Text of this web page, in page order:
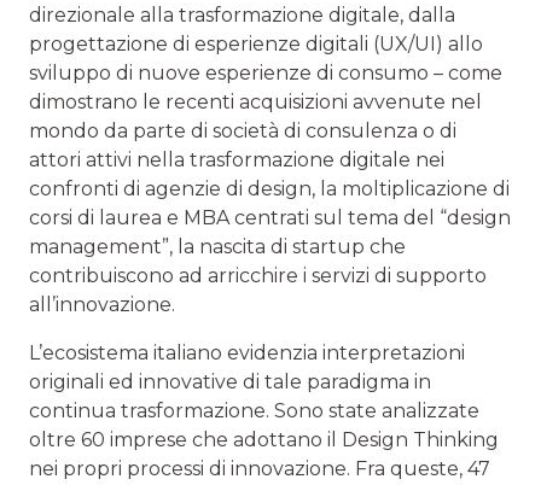
direzionale alla trasformazione digitale, dalla
progettazione di esperienze digitali (UX/UI) allo
sviluppo di nuove esperienze di consumo – come
dimostrano le recenti acquisizioni avvenute nel
mondo da parte di società di consulenza o di
attori attivi nella trasformazione digitale nei
confronti di agenzie di design, la moltiplicazione di
corsi di laurea e MBA centrati sul tema del “design
management”, la nascita di startup che
contribuiscono ad arricchire i servizi di supporto
all’innovazione.
L’ecosistema italiano evidenzia interpretazioni
originali ed innovative di tale paradigma in
continua trasformazione. Sono state analizzate
oltre 60 imprese che adottano il Design Thinking
nei propri processi di innovazione. Fra queste, 47